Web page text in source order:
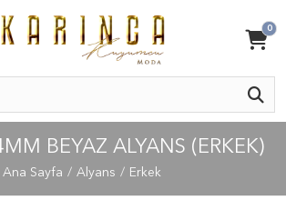
0
BEYAZ ALYANS (ERKEK)
Ana Sayfa Alyans Erkek